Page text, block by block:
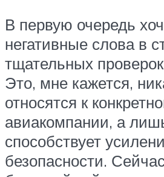
В первую очередь
негативные слова в
тщательных
Это, мне кажется,
относятся к
авиакомпании, а
способствует
безопасности.